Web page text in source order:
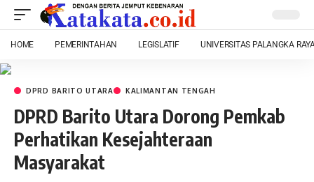
HOME PEMERINTAHAN LEGISLATIF UNIVERSITAS PALANGKA
DPRD BARITO UTARA KALIMANTAN TENGAH
DPRD Barito Utara Dorong Pemkab
Perhatikan Kesejahteraan
Masyarakat